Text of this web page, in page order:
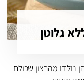
גלוטן
נולדו מהרצון שכולם